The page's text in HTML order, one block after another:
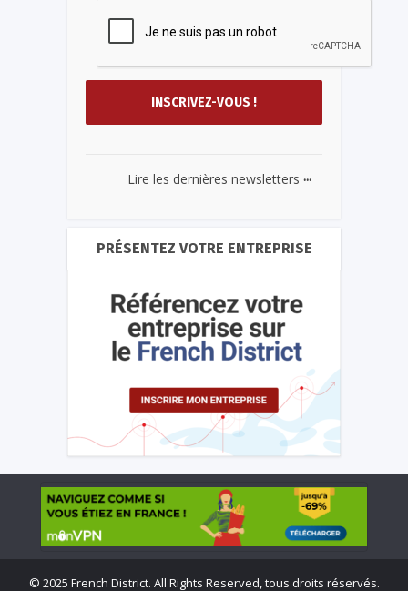
Lire les dernières newsletters ...
PRÉSENTEZ VOTRE ENTREPRISE
© 2025 French District. All Rights Reserved, tous droits réservés.